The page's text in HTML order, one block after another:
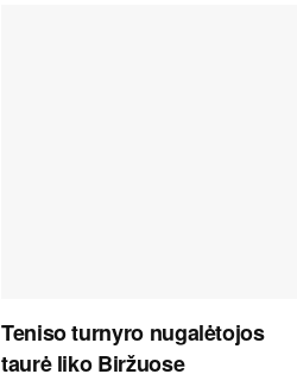
Teniso turnyro nugalėtojos
taurė liko Biržuose